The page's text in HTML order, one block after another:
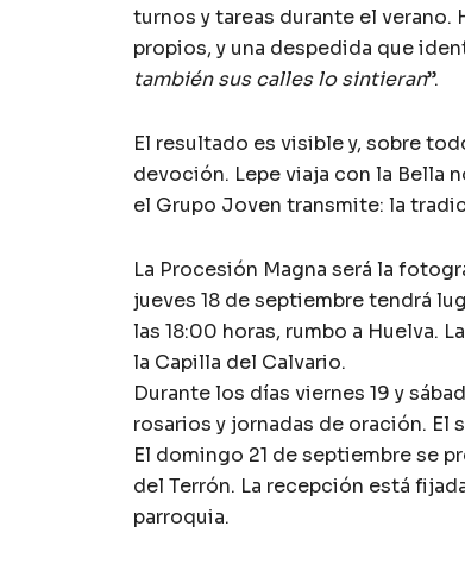
turnos y tareas durante el
propios, y una despedida que
también sus calles lo sintieran”.
El resultado es visible y, sobre
devoción. Lepe viaja con la Bella
el Grupo Joven transmite: la
La Procesión Magna será la
jueves 18 de septiembre tendrá
las 18:00 horas, rumbo a Huelva.
la Capilla del Calvario.
Durante los días viernes 19 y
rosarios y jornadas de oración. El
El domingo 21 de septiembre se
del Terrón. La recepción está
parroquia.